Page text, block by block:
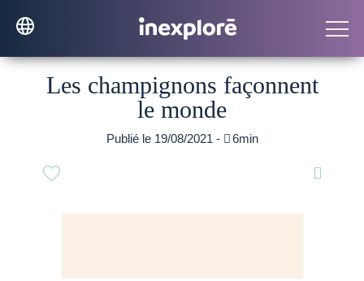
Les champignons façonnent
le monde
Publié le 19/08/2021 - 6min
